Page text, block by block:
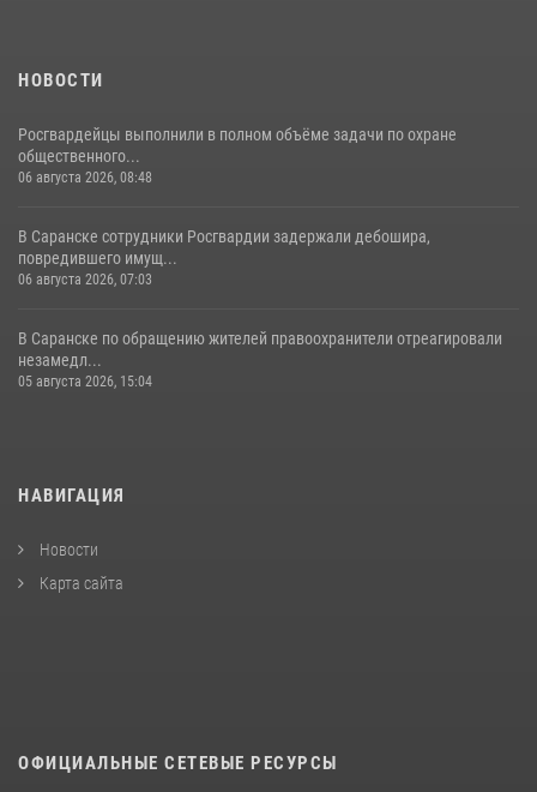
НОВОСТИ
Росгвардейцы выполнили в полном объёме задачи по охране
общественного...
06 августа 2026, 08:48
В Саранске сотрудники Росгвардии задержали дебошира,
повредившего имущ...
06 августа 2026, 07:03
В Саранске по обращению жителей правоохранители отреагировали
незамедл...
05 августа 2026, 15:04
НАВИГАЦИЯ
Новости
Карта сайта
ОФИЦИАЛЬНЫЕ СЕТЕВЫЕ РЕСУРСЫ